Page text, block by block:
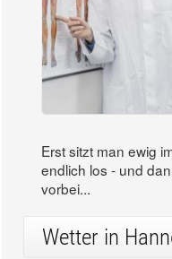
Erst sitzt man ewig
endlich los - und
vorbei...
Wetter in